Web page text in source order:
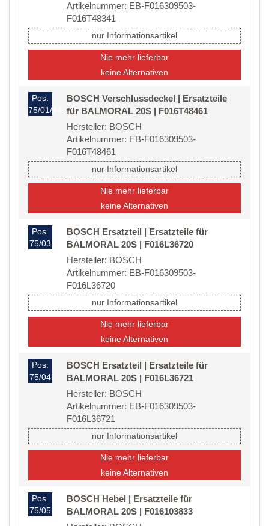
Artikelnummer: EB-F016309503-
F016T48341
nur Informationsartikel
Nie mehr lieferbar
keine Alternativen
Pos.
75/01/44
BOSCH Verschlussdeckel | Ersatzteile
für BALMORAL 20S | F016T48461
Hersteller: BOSCH
Artikelnummer: EB-F016309503-
F016T48461
nur Informationsartikel
Nie mehr lieferbar
keine Alternativen
Pos.
75/03
BOSCH Ersatzteil | Ersatzteile für
BALMORAL 20S | F016L36720
Hersteller: BOSCH
Artikelnummer: EB-F016309503-
F016L36720
nur Informationsartikel
Nie mehr lieferbar
keine Alternativen
Pos.
75/04
BOSCH Ersatzteil | Ersatzteile für
BALMORAL 20S | F016L36721
Hersteller: BOSCH
Artikelnummer: EB-F016309503-
F016L36721
nur Informationsartikel
Nie mehr lieferbar
keine Alternativen
Pos.
75/05
BOSCH Hebel | Ersatzteile für
BALMORAL 20S | F016103833